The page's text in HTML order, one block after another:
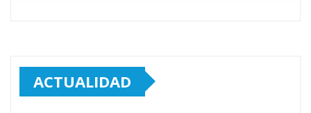
ACTUALIDAD